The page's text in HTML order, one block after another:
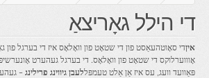
די הילל גאָריצאַ
אין
פּאַוועד וועג, עס איז אַן אַלט טעמפּללעבן גיווינג פרילינג –